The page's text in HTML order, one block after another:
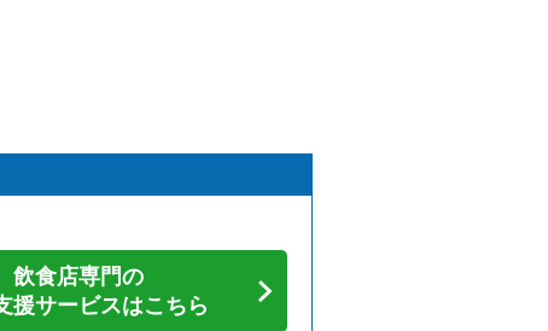
飲食店専門の
援サービスはこちら